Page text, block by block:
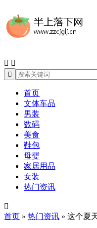
 

首页
文体车品
男装
数码
美食
鞋包
母婴
家居用品
女装
热门资讯

首页 » 热门资讯 » 这个夏